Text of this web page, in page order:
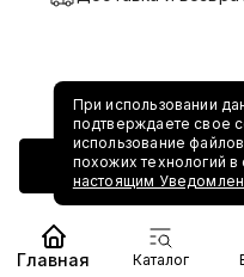
При использовании
подтверждаете свое
использование
похожих технологий в
настоящим
Главная Каталог